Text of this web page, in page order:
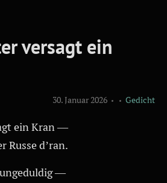
versagt ein
30. Januar 2026 Gedicht
ein Kran —
Russe d’ran.
—